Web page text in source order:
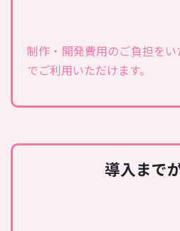
制作・開発費用のご負担を
でご利用いただけます。
導入まで